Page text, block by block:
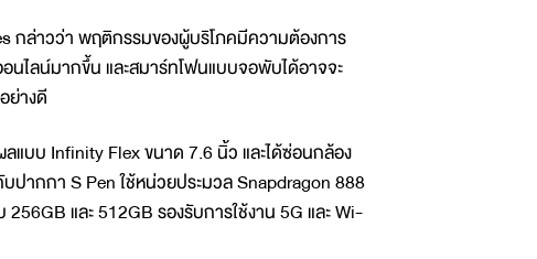
กล่าวว่า พฤติกรรมของผู้บริโภคมีความต้องการ
ไลน์มากขึ้น และสมาร์ทโฟนแบบจอพับได้อาจจะ
ย่างดี
บบ Infinity Flex ขนาด 7.6 นิ้ว และได้ซ่อนกล้อง
ปากกา S Pen ใช้หน่วยประมวล Snapdragon 888
และ 512GB รองรับการใช้งาน 5G และ Wi-